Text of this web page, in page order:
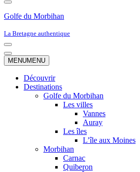
Golfe du Morbihan
La Bretagne authentique
Menu
de
navigation
Menu
de
MENUMENU
Découvrir
Destinations
Golfe du Morbihan
Les villes
Vannes
Auray
Les îles
L’île aux Moines
Morbihan
Carnac
Quiberon